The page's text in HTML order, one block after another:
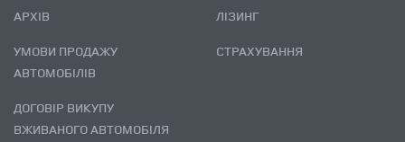
АРХІВ
УМОВИ ПРОДАЖУ
АВТОМОБІЛІВ
ДОГОВІР ВИКУПУ
ВЖИВАНОГО АВТОМОБІЛЯ
ЛІЗИНГ
СТРАХУВАННЯ